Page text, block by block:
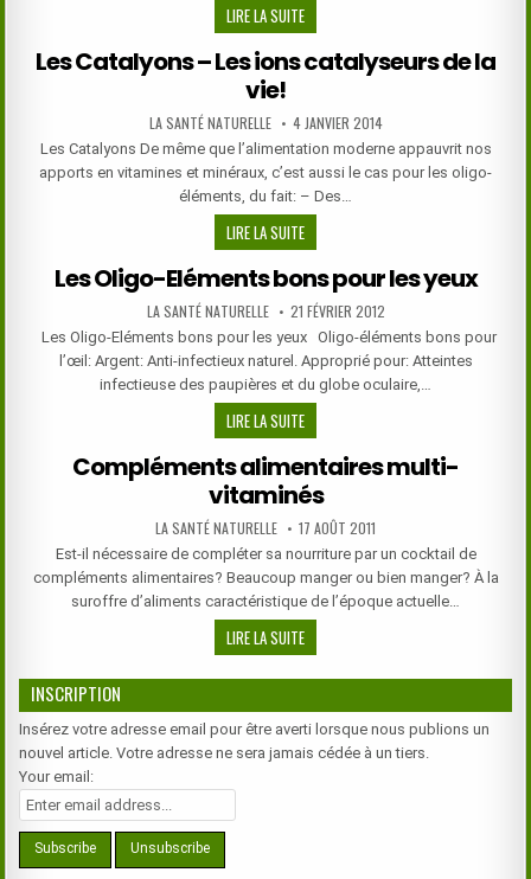
QUESTIONS
&
RÉPONSES
LIRE LA SUITEDE
BONNES
VITAMINES
Les Catalyons – Les ions catalyseurs de la
vie!
AUTHOR:
LA SANTÉ NATURELLE PUBLISHED
DATE:
4 JANVIER 2014
Les Catalyons De même que l’alimentation moderne appauvrit nos
apports en vitamines et minéraux, c’est aussi le cas pour les oligo-
éléments, du fait: – Des…
LIRE LA SUITELES
CATALYONS
–
LES
IONS
CATALYSEURS
DE
LA
VIE!
Les Oligo-Eléments bons pour les yeux
AUTHOR:
LA SANTÉ NATURELLE PUBLISHED
DATE:
21 FÉVRIER 2012
Les Oligo-Eléments bons pour les yeux Oligo-éléments bons pour
l’œil: Argent: Anti-infectieux naturel. Approprié pour: Atteintes
infectieuse des paupières et du globe oculaire,…
LIRE LA SUITELES
OLIGO-
ELÉMENTS
BONS
POUR
LES
YEUX
Compléments alimentaires multi-
vitaminés
AUTHOR:
LA SANTÉ NATURELLE PUBLISHED
DATE:
17 AOÛT 2011
Est-il nécessaire de compléter sa nourriture par un cocktail de
compléments alimentaires? Beaucoup manger ou bien manger? À la
suroffre d’aliments caractéristique de l’époque actuelle…
LIRE LA SUITECOMPLÉMENTS
ALIMENTAIRES
MULTI-
VITAMINÉS
INSCRIPTION
Insérez votre adresse email pour être averti lorsque nous publions un
nouvel article. Votre adresse ne sera jamais cédée à un tiers.
Your email: